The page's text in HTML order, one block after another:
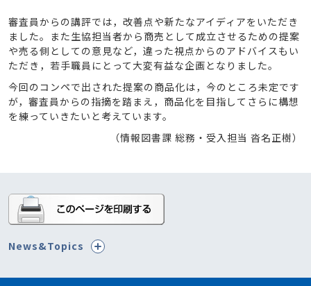
審査員からの講評では，改善点や新たなアイディアをいただき
ました。また生協担当者から商売として成立させるための提案
や売る側としての意見など，違った視点からのアドバイスもい
ただき，若手職員にとって大変有益な企画となりました。
今回のコンペで出された提案の商品化は，今のところ未定です
が，審査員からの指摘を踏まえ，商品化を目指してさらに構想
を練っていきたいと考えています。
（情報図書課 総務・受入担当 沓名正樹）
News&Topics